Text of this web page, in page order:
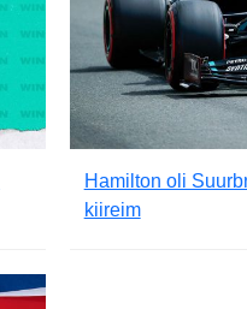
Hamilton oli
kiireim